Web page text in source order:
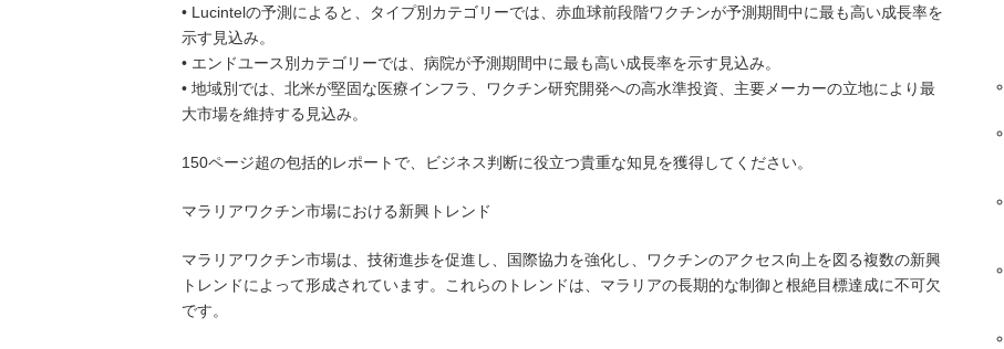
• Lucintelの予測によると、タイプ別カテゴリーでは、赤血球前段階ワクチンが予測期間中に最も高い成長率を
示す見込み。
• エンドユース別カテゴリーでは、病院が予測期間中に最も高い成長率を示す見込み。
• 地域別では、北米が堅固な医療インフラ、ワクチン研究開発への高水準投資、主要メーカーの立地により最
大市場を維持する見込み。
150ページ超の包括的レポートで、ビジネス判断に役立つ貴重な知見を獲得してください。
マラリアワクチン市場における新興トレンド
マラリアワクチン市場は、技術進歩を促進し、国際協力を強化し、ワクチンのアクセス向上を図る複数の新興
トレンドによって形成されています。これらのトレンドは、マラリアの長期的な制御と根絶目標達成に不可欠
です。